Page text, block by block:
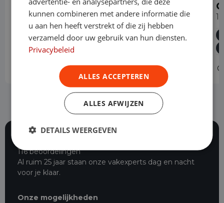
Opel Combo
1.5 BlueHDi 130PK L2 Automaat
Diesel Automaat 40.386 km
2024
Asten
L2H1
Operational lease
116 beoordelingen
Al ruim 25 jaar staan onze vakexperts dag en nacht
voor je klaar.
Onze mogelijkheden
kunnen combineren met andere informatie die
u aan hen heeft verstrekt of die zij hebben
verzameld door uw gebruik van hun diensten.
Privacybeleid
ALLES ACCEPTEREN
ALLES AFWIJZEN
DETAILS WEERGEVEN